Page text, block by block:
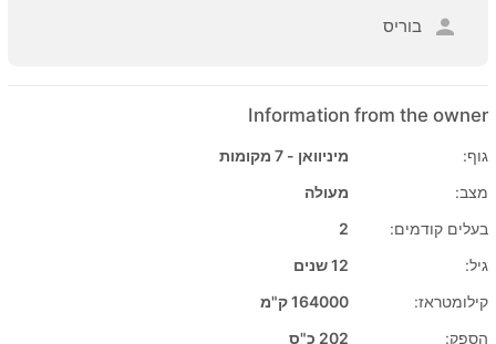
בוריס
Information from the owner
גוף:
מיניוואן - 7 מקומות
מצב:
מעולה
בעלים קודמים:
2
גיל:
12 שנים
קילומטראז:
164000 ק"מ
הספק:
202 כ"ס